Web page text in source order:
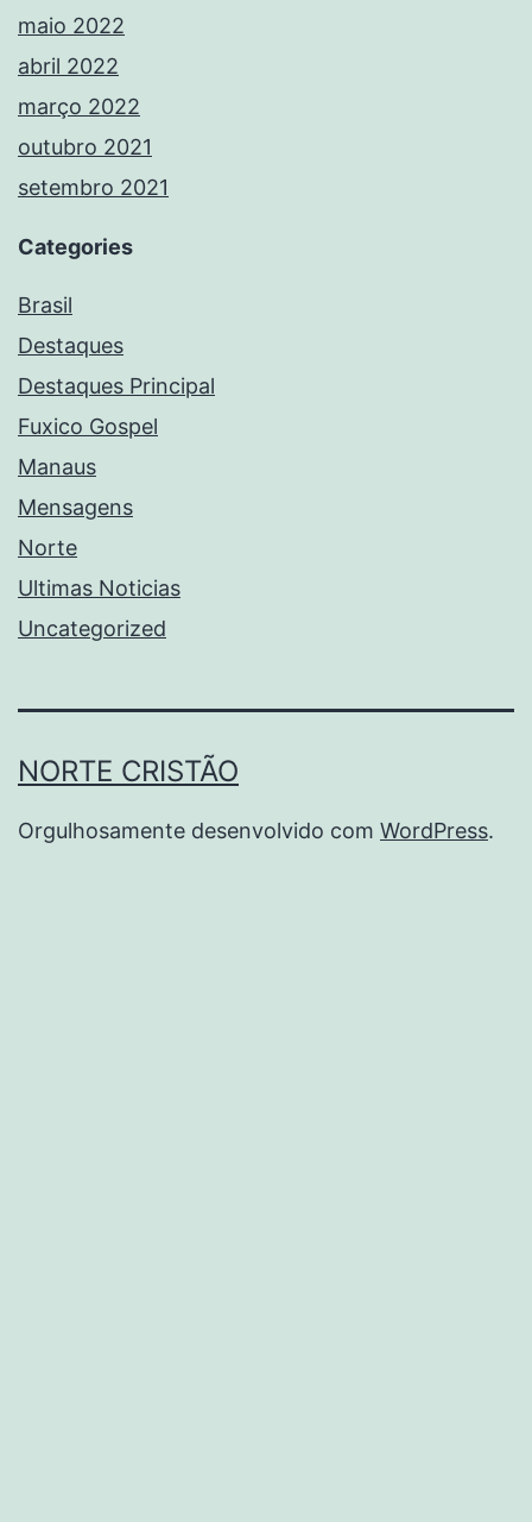
maio 2022
abril 2022
março 2022
outubro 2021
setembro 2021
Categories
Brasil
Destaques
Destaques Principal
Fuxico Gospel
Manaus
Mensagens
Norte
Ultimas Noticias
Uncategorized
NORTE CRISTÃO
Orgulhosamente desenvolvido com WordPress.